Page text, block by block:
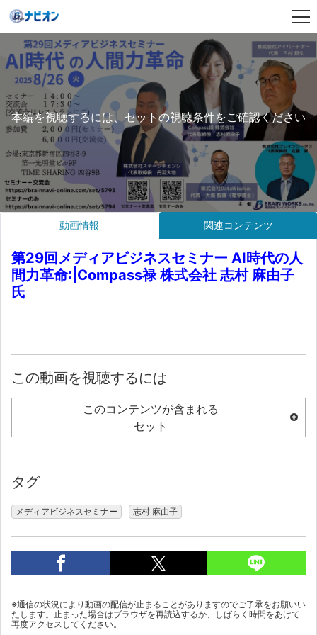
本編を視聴するには、セットの視聴条件をご確認ください
動画情報 関連コンテンツ
第29回メディアビジネスセミナー AI時代の人
間力革命:|Compass禄 株式会社 志村 麻由子
氏
この動画を視聴するには
このコンテンツが含まれる
セット
タグ
メディアビジネスセミナー 志村 麻由子
※通信の状況により動画の配信が止まることがありますのでご了承をお願いい
たします。止まった場合はブラウザを再読込するか、しばらく時間をあけて
再度アクセスしてください。